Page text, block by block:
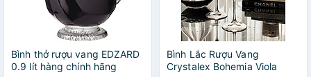
Bình thở rượu vang EDZARD
0.9 lít hàng chính hãng
Bình Lắc Rượu Vang
Crystalex Bohemia Viola